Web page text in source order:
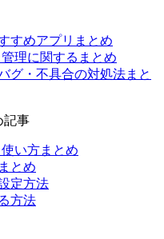
すめアプリまとめ
管理に関するまとめ
グ・不具合の対処法まと
記事
使い方まとめ
とめ
定方法
方法